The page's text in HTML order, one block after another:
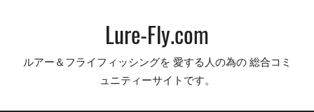
Lure-Fly.com
ルアー＆フライフィッシングを 愛する人の為の 総合コミ
ュニティーサイトです。